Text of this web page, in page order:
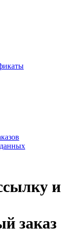
и
заказ